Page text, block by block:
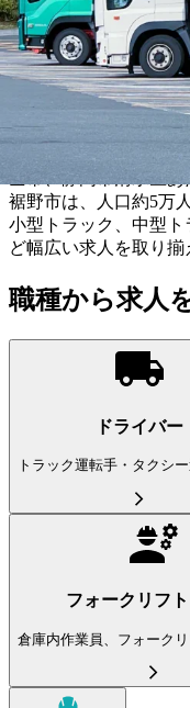
こだわり条件を追加する
ドライバー
(22,208件）
静岡県裾野市のドラ
が属する静岡県周辺
士市、静岡市清水区
裾野市は、人口約5万
小型トラック、中型
ど幅広い求人を取り揃
職種から求人
ドライバー
トラック運転手・タクシ
フォークリフ
倉庫内作業員、フォーク